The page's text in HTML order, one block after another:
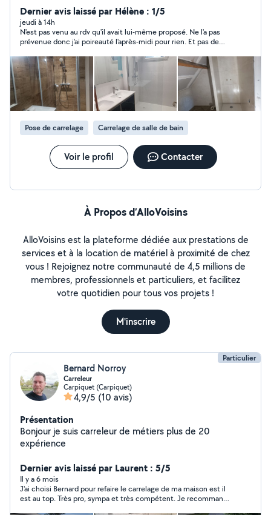
Prestations proposées : Pose de carrelage et faïence
(sols, murs, salle de bain, cuisine) Réparation ou
remplacement de carreaux Petits travaux de rénovation
intérieure Dépannage plomberie : fuites, débouchage,
robinetterie, siphon, joints, lavabo, douche, ballon d'eau
chaude Travail sérieux et soigné Déplacement rapide
sur Caen et alentours Tarifs selon prestation devis
gratuit. Intervention possible en urgence selon
disponibilité
Dernier avis laissé par Hélène : 1/5
jeudi à 14h
N'est pas venu au rdv qu'il avait lui-même proposé. Ne l'a pas
prévenue donc j'ai poireauté l'après-midi pour rien. Et pas de
Pose de carrelage Carrelage de salle de bain
Voir le profil Contacter
À Propos d’AlloVoisins
AlloVoisins est la plateforme dédiée aux prestations de
services et à la location de matériel à proximité de chez
vous ! Rejoignez notre communauté de 4,5 millions de
membres, professionnels et particuliers, et facilitez
votre quotidien pour tous vos projets !
M'inscrire
Particulier
Bernard Norroy
Carreleur
Carpiquet (Carpiquet)
4,9/5 (10 avis)
Présentation
Bonjour je suis carreleur de métiers plus de 20
expérience
Dernier avis laissé par Laurent : 5/5
Il y a 6 mois
J'ai choisi Bernard pour refaire le carrelage de ma maison est il
est au top. Très pro, sympa et très compétent. Je recommande